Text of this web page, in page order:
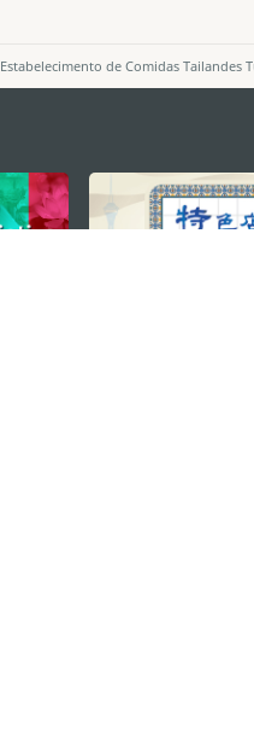
Estabelecimento de Comidas Tailandes